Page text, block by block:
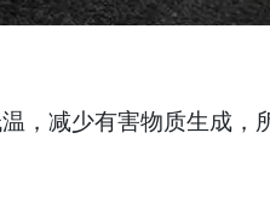
，减少有害物质生成，